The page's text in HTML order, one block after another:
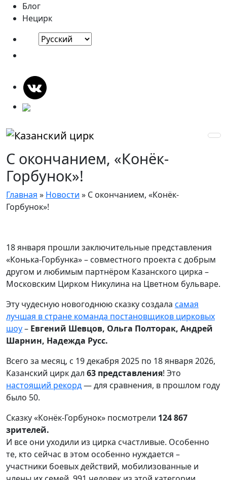
Блог
Нецирк
С окончанием, «Конёк-
Горбунок»!
Главная » Новости » С окончанием, «Конёк-
Горбунок»!
18 января прошли заключительные представления
«Конька-Горбунка» – совместного проекта с добрым
другом и любимым партнёром Казанского цирка –
Московским Цирком Никулина на Цветном бульваре.
Эту чудесную новогоднюю сказку создала самая
лучшая в стране команда постановщиков цирковых
шоу– Евгений Шевцов, Ольга Полторак, Андрей
Шарнин, Надежда Русс.
Всего за месяц, с 19 декабря 2025 по 18 января 2026,
Казанский цирк дал 63 представления! Это
настоящий рекорд— для сравнения, в прошлом году
было 50.
Сказку «Конёк-Горбунок» посмотрели 124 867
зрителей.
И все они уходили из цирка счастливые. Особенно
те, кто сейчас в этом особенно нуждается –
участники боевых действий, мобилизованные и